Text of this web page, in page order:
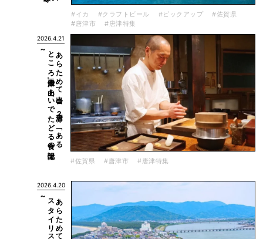
#イカ #クラフトビール #ピックアップ
#佐賀県
#唐津市
#唐津特集
2026.4.21
あ
ら
た
め
て
出会う
、
唐津2
～
「あ
る
と
こ
ろ
」唐津の
山あ
い
で
た
ど
る
食の
記憶
～
#佐賀県 #唐津市 #唐津特集
2026.4.20
～